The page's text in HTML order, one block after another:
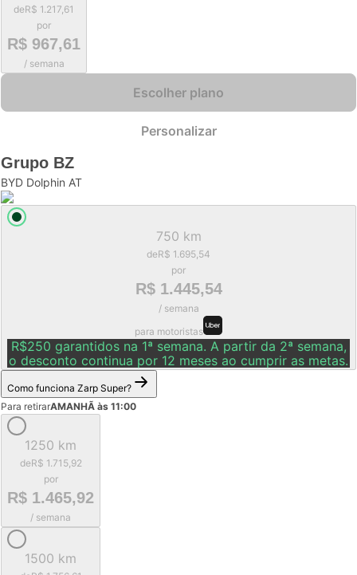
deR$ 1.217,61
por
R$ 967,61
/ semana
Escolher plano
Personalizar
Grupo BZ
BYD Dolphin AT
750 km
deR$ 1.695,54
por
R$ 1.445,54
/ semana
para motoristas
R$250 garantidos na 1ª semana. A partir da 2ª semana,
o desconto continua por 12 meses ao cumprir as metas.
Como funciona Zarp Super?
Para retirarAMANHÃ às 11:00
1250 km
deR$ 1.715,92
por
R$ 1.465,92
/ semana
1500 km